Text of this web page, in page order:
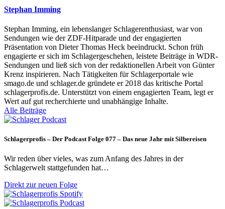
Stephan Imming
Stephan Imming, ein lebenslanger Schlagerenthusiast, war von
Sendungen wie der ZDF-Hitparade und der engagierten
Präsentation von Dieter Thomas Heck beeindruckt. Schon früh
engagierte er sich im Schlagergeschehen, leistete Beiträge in WDR-
Sendungen und ließ sich von der redaktionellen Arbeit von Günter
Krenz inspirieren. Nach Tätigkeiten für Schlagerportale wie
smago.de und schlager.de gründete er 2018 das kritische Portal
schlagerprofis.de. Unterstützt von einem engagierten Team, legt er
Wert auf gut recherchierte und unabhängige Inhalte.
Alle Beiträge
Schlagerprofis – Der Podcast Folge 077 – Das neue Jahr mit Silbereisen
Wir reden über vieles, was zum Anfang des Jahres in der
Schlagerwelt stattgefunden hat…
Direkt zur neuen Folge